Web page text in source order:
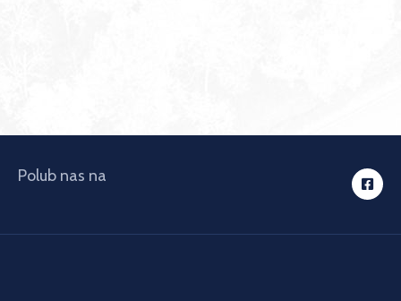
Polub nas na